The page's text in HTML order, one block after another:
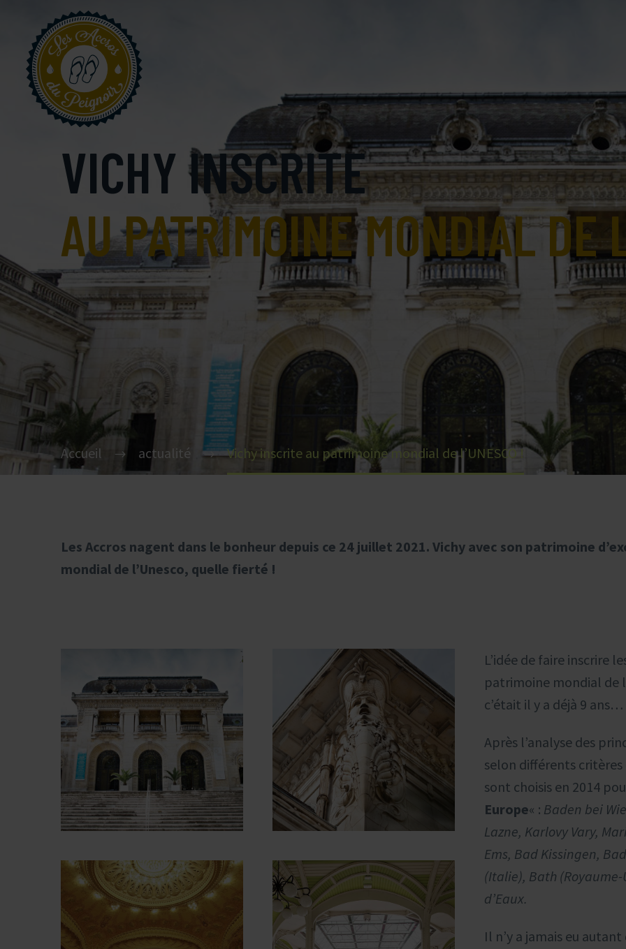
VICHY INSCRITE
AU PATRIMOINE MONDIAL DE
Accueil actualité Vichy inscrite au patrimoine mondial de l’UNESCO !
Les Accros nagent dans le bonheur depuis ce 24 juillet 2021. Vichy avec son patrimoine
mondial de l’Unesco, quelle fierté !
L’idée de faire inscrire
patrimoine mondial de
c’était il y a déjà 9 ans…
Après l’analyse des
selon différents critères
sont choisis en 2014
Europe« : Baden bei
Lazne, Karlovy Vary,
Ems, Bad Kissingen,
(Italie), Bath
d’Eaux.
Il n’y a jamais eu